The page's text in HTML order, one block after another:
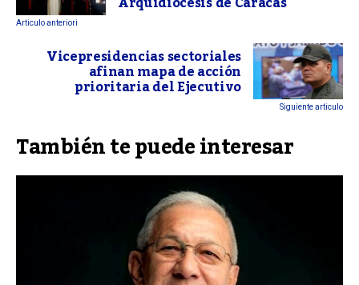
Articulo anteriori
Vicepresidencias sectoriales
afinan mapa de acción
prioritaria del Ejecutivo
Siguiente articulo
También te puede interesar